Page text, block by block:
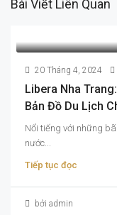
Bài Viết Liên Quan
20 Tháng 4, 2024
Libera Nha
Bản Đồ Du Lịch
Nổi tiếng với những
nước...
Tiếp tục đọc
bởi admin